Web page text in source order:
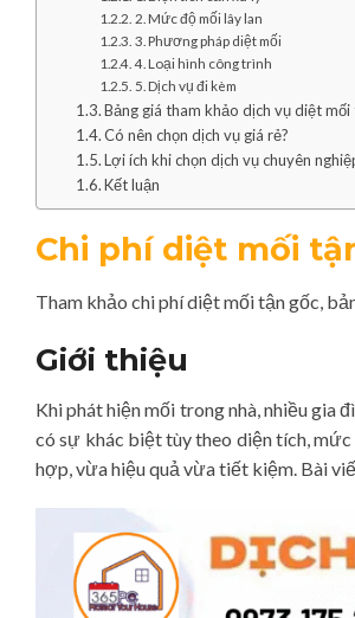
2. Mức độ mối lây lan
3. Phương pháp diệt mối
4. Loại hình công trình
5. Dịch vụ đi kèm
Bảng giá tham khảo dịch vụ diệt mối
Có nên chọn dịch vụ giá rẻ?
Lợi ích khi chọn dịch vụ chuyên
Kết luận
Chi phí diệt mối
Tham khảo chi phí diệt mối tận gốc,
Giới thiệu
Khi phát hiện mối trong nhà, nhiều gia
có sự khác biệt tùy theo diện tích,
hợp, vừa hiệu quả vừa tiết kiệm. Bài